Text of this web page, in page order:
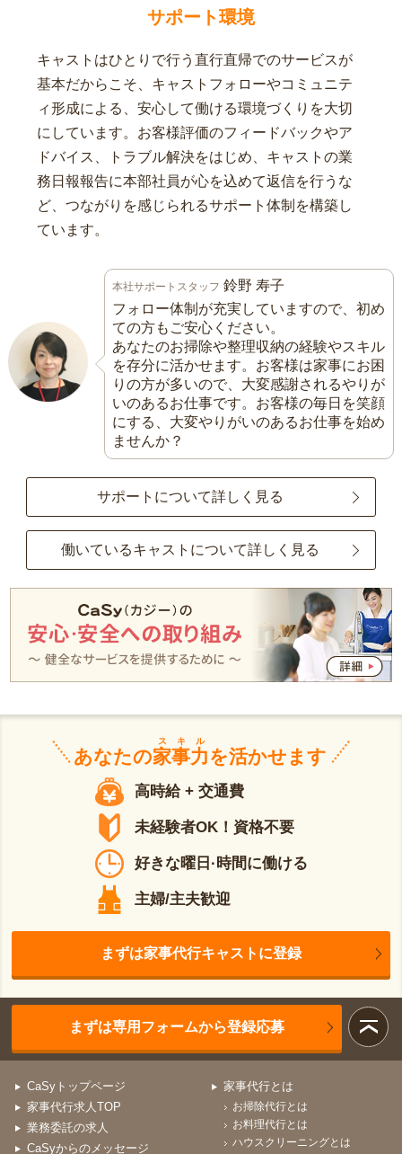
サポート環境
キャストはひとりで行う直行直帰でのサービスが
基本だからこそ、キャストフォローやコミュニテ
ィ形成による、安心して働ける環境づくりを大切
にしています。お客様評価のフィードバックやア
ドバイス、トラブル解決をはじめ、キャストの業
務日報報告に本部社員が心を込めて返信を行うな
ど、つながりを感じられるサポート体制を構築し
ています。
本社サポートスタッフ 鈴野 寿子
フォロー体制が充実していますので、初め
ての方もご安心ください。
あなたのお掃除や整理収納の経験やスキル
を存分に活かせます。お客様は家事にお困
りの方が多いので、大変感謝されるやりが
いのあるお仕事です。お客様の毎日を笑顔
にする、大変やりがいのあるお仕事を始め
ませんか？
サポートについて詳しく見る
働いているキャストについて詳しく見る
あなたの家事力
スキル
を活かせます
高時給 + 交通費
未経験者OK！資格不要
好きな曜日·時間に働ける
主婦/主夫歓迎
まずは家事代行キャストに登録
まずは専用フォームから登録応募
CaSyトップページ
家事代行求人TOP
業務委託の求人
CaSyからのメッセージ
家事代行とは
お掃除代行とは
お料理代行とは
ハウスクリーニングとは